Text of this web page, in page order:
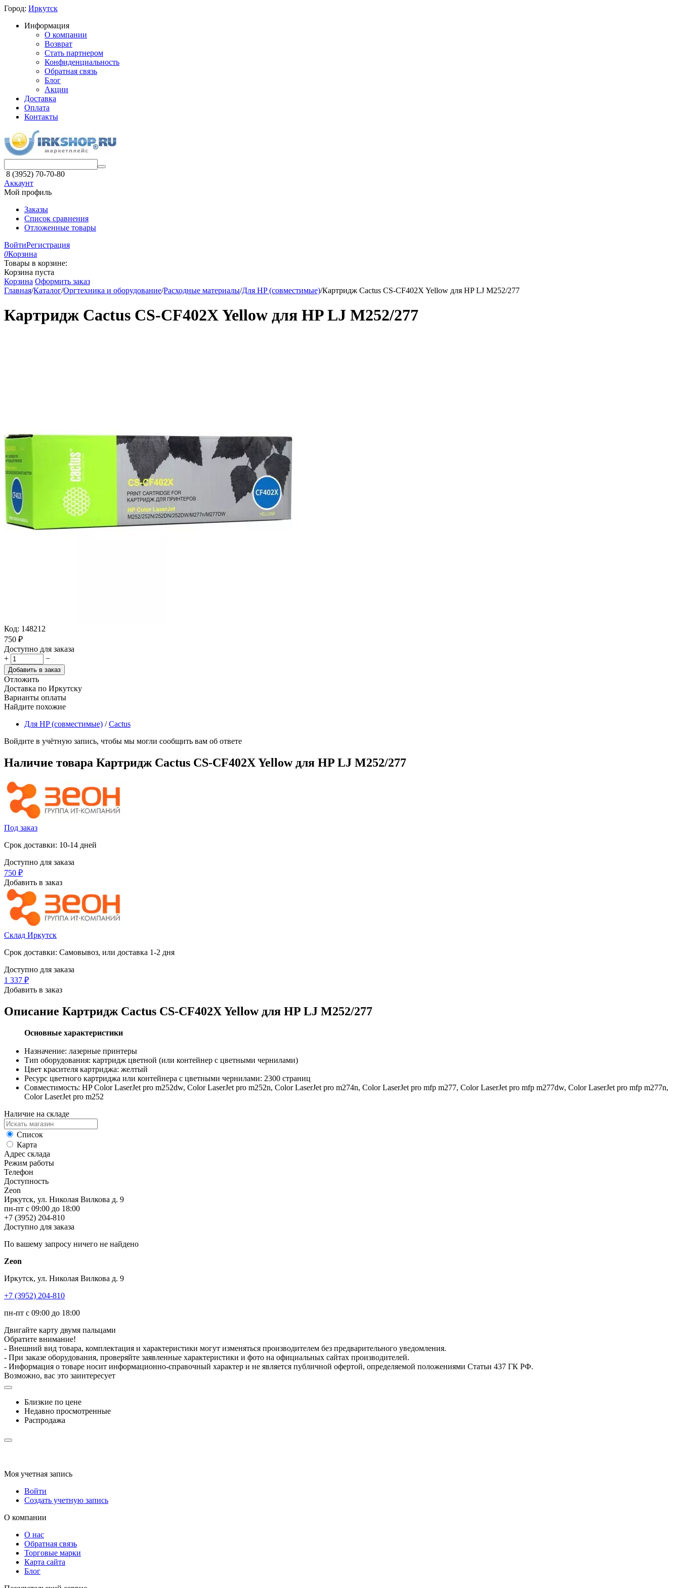
Город: Иркутск
Информация
О компании
Возврат
Стать партнером
Конфиденциальность
Обратная связь
Блог
Акции
Доставка
Оплата
Контакты
8 (3952) 70-70-80
Аккаунт
Мой профиль
Заказы
Список сравнения
Отложенные товары
ВойтиРегистрация
0Корзина
Товары в корзине:
Корзина пуста
Корзина Оформить заказ
Главная/Каталог/Оргтехника и оборудование/Расходные материалы/Для HP (совместимые)/Картридж Cactus CS-CF402X Yellow для HP LJ M252/277
Картридж Cactus CS-CF402X Yellow для HP LJ M252/277
Код: 148212
‍750‍ ₽
Доступно для заказа
+
−
Добавить в заказ
Отложить
Доставка по Иркутску
Варианты оплаты
Найдите похожие
Для HP (совместимые) /Cactus
Войдите в учётную запись, чтобы мы могли сообщить вам об ответе
Наличие товара Картридж Cactus CS-CF402X Yellow для HP LJ M252/277
Под заказ
Срок доставки: 10-14 дней
Доступно для заказа
‍750‍ ₽
Добавить в заказ
Склад Иркутск
Срок доставки: Самовывоз, или доставка 1-2 дня
Доступно для заказа
1 337 ₽
Добавить в заказ
Описание Картридж Cactus CS-CF402X Yellow для HP LJ M252/277
Основные характеристики
Назначение: лазерные принтеры
Тип оборудования: картридж цветной (или контейнер с цветными чернилами)
Цвет красителя картриджа: желтый
Ресурс цветного картриджа или контейнера с цветными чернилами: 2300 страниц
Совместимость: HP Color LaserJet pro m252dw, Color LaserJet pro m252n, Color LaserJet pro m274n, Color LaserJet pro mfp m277, Color LaserJet pro mfp m277dw, Color LaserJet pro mfp m277n,
Color LaserJet pro m252
Наличие на складе
Список
Карта
Адрес склада
Режим работы
Телефон
Доступность
Zeon
Иркутск, ул. Николая Вилкова д. 9
пн-пт с 09:00 до 18:00
+7 (3952) 204-810
Доступно для заказа
По вашему запросу ничего не найдено
Zeon
Иркутск, ул. Николая Вилкова д. 9
+7 (3952) 204-810
пн-пт с 09:00 до 18:00
Двигайте карту двумя пальцами
Обратите внимание!
- Внешний вид товара, комплектация и характеристики могут изменяться производителем без предварительного уведомления.
- При заказе оборудования, проверяйте заявленные характеристики и фото на официальных сайтах производителей.
- Информация о товаре носит информационно-справочный характер и не является публичной офертой, определяемой положениями Статьи 437 ГК РФ.
Возможно, вас это заинтересует
Близкие по цене
Недавно просмотренные
Распродажа
Моя учетная запись
Войти
Создать учетную запись
О компании
О нас
Обратная связь
Торговые марки
Карта сайта
Блог